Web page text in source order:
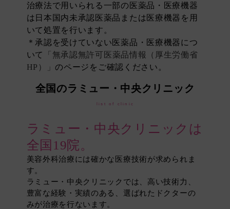
治療法で用いられる一部の医薬品・医療機器
は日本国内未承認医薬品または医療機器を用
いて処置を行います。
＊承認を受けていない医薬品・医療機器につ
いて
「無承認無許可医薬品情報（厚生労働省
HP）」のページをご確認ください。
全国のラミュー・中央クリニック
list of clinic
ラミュー・中央クリニックは
全国19院。
美容外科治療には確かな医療技術が求められま
す。
ラミュー・中央クリニックでは、高い技術力、
豊富な経験・実績のある、選ばれたドクターの
みが治療を行ないます。